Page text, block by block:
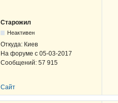
Старожил
Неактивен
Откуда: Киев
На форуме с 05-03-2017
Сообщений: 57 915
Сайт